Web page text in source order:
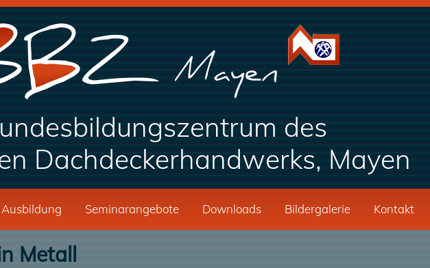
des
Dachdeckerhandwerks, Mayen
Ausbildung Seminarangebote Downloads Bildergalerie Kontakt
Metall